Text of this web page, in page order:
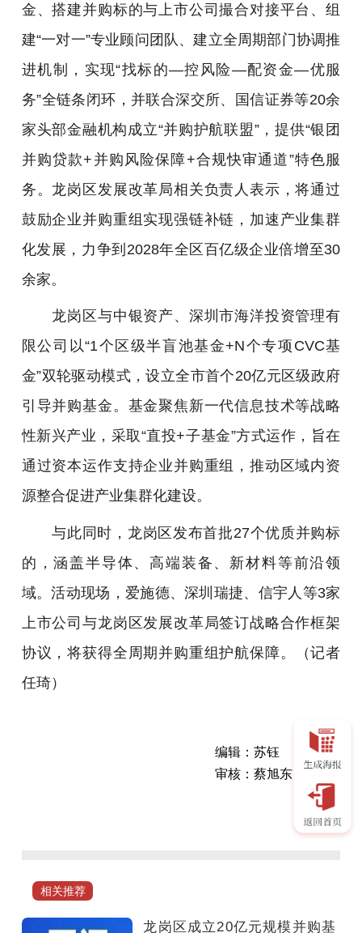
金、搭建并购标的与上市公司撮合对接平台、组
建“一对一”专业顾问团队、建立全周期部门协调推
进机制，实现“找标的—控风险—配资金—优服
务”全链条闭环，并联合深交所、国信证券等20余
家头部金融机构成立“并购护航联盟”，提供“银团
并购贷款+并购风险保障+合规快审通道”特色服
务。龙岗区发展改革局相关负责人表示，将通过
鼓励企业并购重组实现强链补链，加速产业集群
化发展，力争到2028年全区百亿级企业倍增至30
余家。
龙岗区与中银资产、深圳市海洋投资管理有
限公司以“1个区级半盲池基金+N个专项CVC基
金”双轮驱动模式，设立全市首个20亿元区级政府
引导并购基金。基金聚焦新一代信息技术等战略
性新兴产业，采取“直投+子基金”方式运作，旨在
通过资本运作支持企业并购重组，推动区域内资
源整合促进产业集群化建设。
与此同时，龙岗区发布首批27个优质并购标
的，涵盖半导体、高端装备、新材料等前沿领
域。活动现场，爱施德、深圳瑞捷、信宇人等3家
上市公司与龙岗区发展改革局签订战略合作框架
协议，将获得全周期并购重组护航保障。
（记者
任琦）
编辑：苏钰
审核：蔡旭东
区
立
相关推荐
龙岗区成立20亿元规模并购基